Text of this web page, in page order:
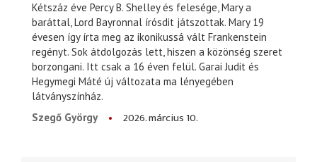
Kétszáz éve Percy B. Shelley és felesége, Mary a
baráttal, Lord Bayronnal írósdit játszottak. Mary 19
évesen így írta meg az ikonikussá vált Frankenstein
regényt. Sok átdolgozás lett, hiszen a közönség szeret
borzongani. Itt csak a 16 éven felül. Garai Judit és
Hegymegi Máté új változata ma lényegében
látványszínház.
Szegő György
2026. március 10.